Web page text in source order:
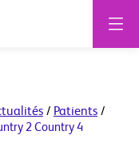
/ Patients /
2 Country 4